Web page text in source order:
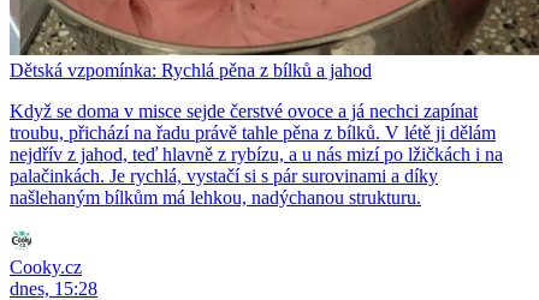
Dětská vzpomínka: Rychlá pěna z bílků a jahod
Když se doma v misce sejde čerstvé ovoce a já nechci zapínat
troubu, přichází na řadu právě tahle pěna z bílků. V létě ji dělám
nejdřív z jahod, teď hlavně z rybízu, a u nás mizí po lžičkách i na
palačinkách. Je rychlá, vystačí si s pár surovinami a díky
našlehaným bílkům má lehkou, nadýchanou strukturu.
Cooky.cz
dnes, 15:28